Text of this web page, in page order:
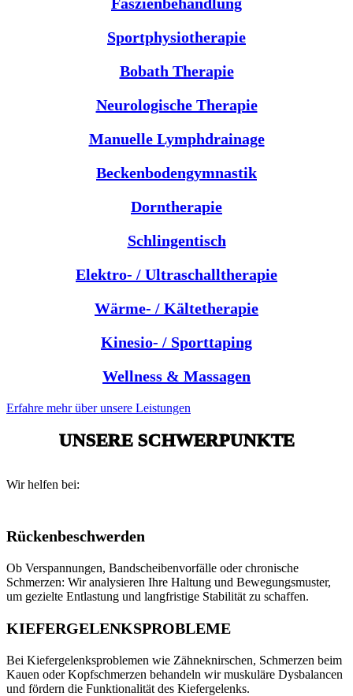
Sportphysiotherapie
Bobath Therapie
Neurologische Therapie
Manuelle Lymphdrainage
Beckenbodengymnastik
Dorntherapie
Schlingentisch
Elektro- / Ultraschalltherapie
Wärme- / Kältetherapie
Kinesio- / Sporttaping
Wellness & Massagen
Erfahre mehr über unsere Leistungen
UNSERE SCHWERPUNKTE
Wir helfen bei:
Rückenbeschwerden
Ob Verspannungen, Bandscheibenvorfälle oder chronische
Schmerzen: Wir analysieren Ihre Haltung und Bewegungsmuster,
um gezielte Entlastung und langfristige Stabilität zu schaffen.
KIEFERGELENKSPROBLEME
Bei Kiefergelenksproblemen wie Zähneknirschen, Schmerzen beim
Kauen oder Kopfschmerzen behandeln wir muskuläre Dysbalancen
und fördern die Funktionalität des Kiefergelenks.